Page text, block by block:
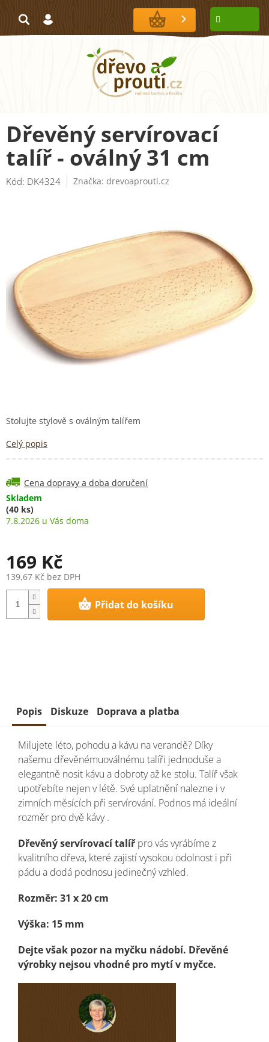
NÁKUPNÍ
KOŠÍK
Dřevěný servírovací
talíř - oválný 31 cm
Kód: DK4324 Značka: drevoaprouti.cz
Stolujte stylově s oválným talířem
Celý popis
Skladem
(40 ks)
7.8.2026
Cena dopravy a doba doručení
169 Kč
139,67 Kč bez DPH
Měrná
cena:
Přidat do košíku
Popis Diskuze Doprava a platba
Milujete léto, pohodu a kávu na verandě? Díky
našemu dřevěnémuoválnému talíři jednoduše a
elegantně nosit kávu a dobroty až ke stolu. Talíř však
upotřebíte nejen v létě. Své uplatnění nalezne i v
zimních měsících při servírování. Podnos má ideální
rozměr pro dvě kávy .
Dřevěný servírovací talířpro vás vyrábíme z
kvalitního dřeva, které zajistí vysokou odolnost i při
pádu a dodá podnosu jedinečný vzhled.
Rozměr: 31 x 20 cm
Výška: 15 mm
Dejte však pozor na myčku nádobí. Dřevěné
výrobky nejsou vhodné pro mytí v myčce.